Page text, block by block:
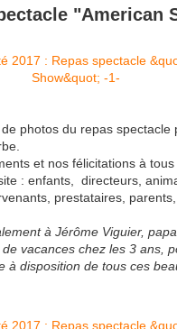
"American
photos du repas spectacle
et nos félicitations à
: enfants, directeurs,
prestataires, parents,
à Jérôme Viguier,
vacances chez les 3 ans,
à disposition de tous ces